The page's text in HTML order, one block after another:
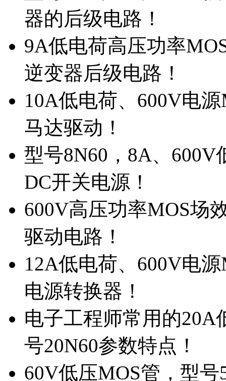
器的后级电路！
9A低电荷高压功率
逆变器后级电路！
10A低电荷、600V电
马达驱动！
型号8N60，8A、
DC开关电源！
600V高压功率MOS场
驱动电路！
12A低电荷、600V电
电源转换器！
电子工程师常用的20A
号20N60参数特点！
60V低压MOS管，型